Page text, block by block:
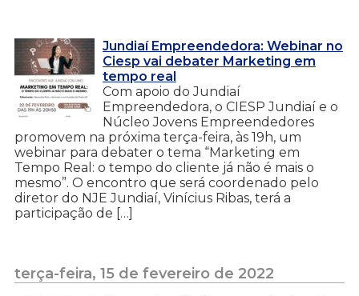
Jundiaí Empreendedora: Webinar no
Ciesp vai debater Marketing em
tempo real
Com apoio do Jundiaí
Empreendedora, o CIESP Jundiaí e o
Núcleo Jovens Empreendedores
promovem na próxima terça-feira, às 19h, um
webinar para debater o tema “Marketing em
Tempo Real: o tempo do cliente já não é mais o
mesmo”. O encontro que será coordenado pelo
diretor do NJE Jundiaí, Vinícius Ribas, terá a
participação de […]
terça-feira, 15 de fevereiro de 2022